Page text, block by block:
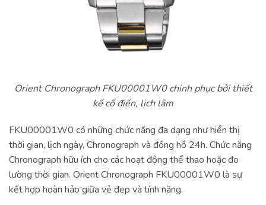
Orient Chronograph FKU00001W0 chinh phục bởi thiết
kế cổ điển, lịch lãm
FKU00001W0 có những chức năng đa dạng như hiển thị
thời gian, lịch ngày, Chronograph và đồng hồ 24h. Chức năng
Chronograph hữu ích cho các hoạt động thể thao hoặc đo
lường thời gian. Orient Chronograph FKU00001W0 là sự
kết hợp hoàn hảo giữa vẻ đẹp và tính năng.